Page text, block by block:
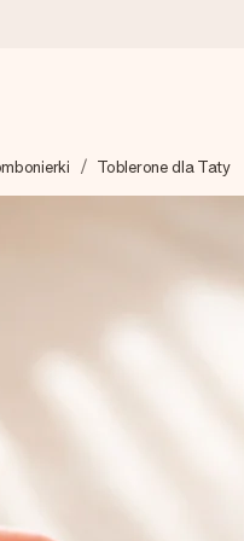
w mgnieniu oka – dzięki
na 4,7 w Google Reviews.
– z jej imieniem,
Toblerone dla Taty